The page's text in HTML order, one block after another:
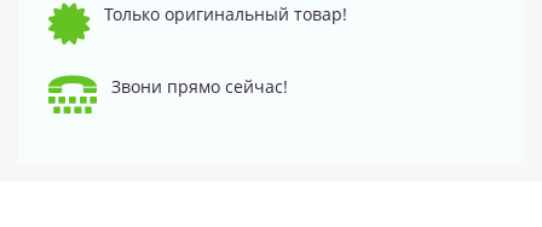
Только оригинальный товар!
Звони прямо сейчас!